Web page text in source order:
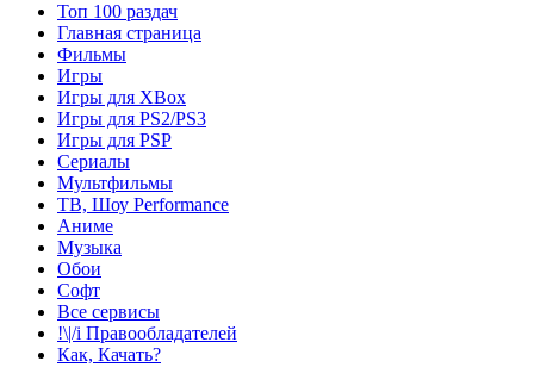
Топ 100 раздач
Главная страница
Фильмы
Игры
Игры для XBox
Игры для PS2/PS3
Игры для PSP
Сериалы
Мультфильмы
ТВ, Шоу Performance
Аниме
Музыка
Обои
Софт
Все сервисы
!\|/i Правообладателей
Как, Качать?